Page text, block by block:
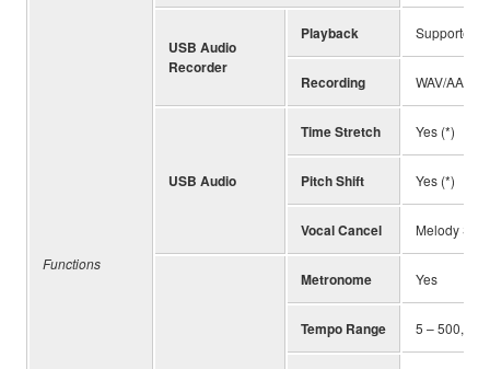
Functions
USB Audio
Recorder
Playback Supported
Recording WAV/AAC
USB Audio
Time Stretch Yes (*)
Pitch Shift Yes (*)
Vocal Cancel Melody
Metronome Yes
Tempo Range 5 – 500,